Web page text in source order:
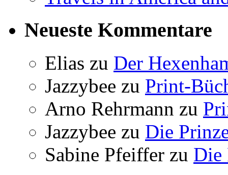
Neueste Kommentare
Elias zu Der
Jazzybee zu Print-
Arno Rehrmann zu
Jazzybee zu Die
Sabine Pfeiffer zu Die